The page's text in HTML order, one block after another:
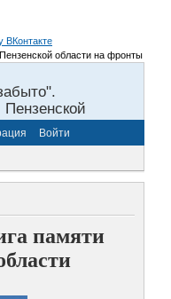
области на фронты
Войти
памяти